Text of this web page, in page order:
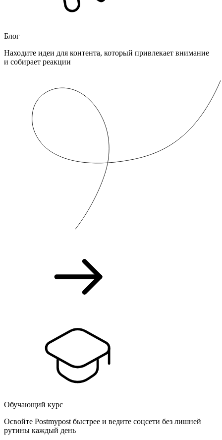
Блог
Находите идеи для контента, который привлекает внимание
и собирает реакции
Обучающий курс
Освойте Postmypost быстрее и ведите соцсети без лишней
рутины каждый день